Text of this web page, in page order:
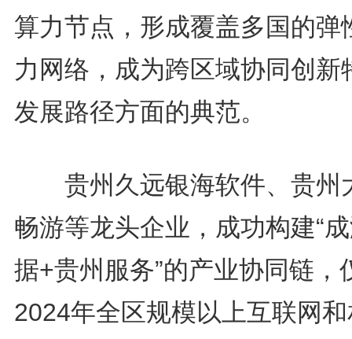
算力节点，形成覆盖多国的弹
力网络，成为跨区域协同创新
发展路径方面的典范。
贵州久远银海软件、贵州
畅游等龙头企业，成功构建“
据+贵州服务”的产业协同链，
2024年全区规模以上互联网